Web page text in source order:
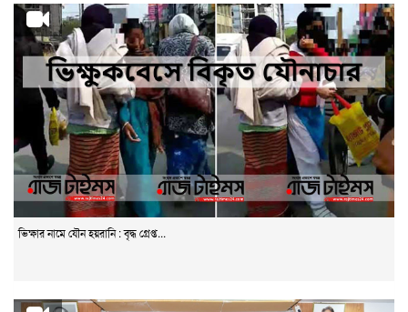
ভিক্ষার নামে যৌন হয়রানি : বৃদ্ধ গ্রেপ্ত...